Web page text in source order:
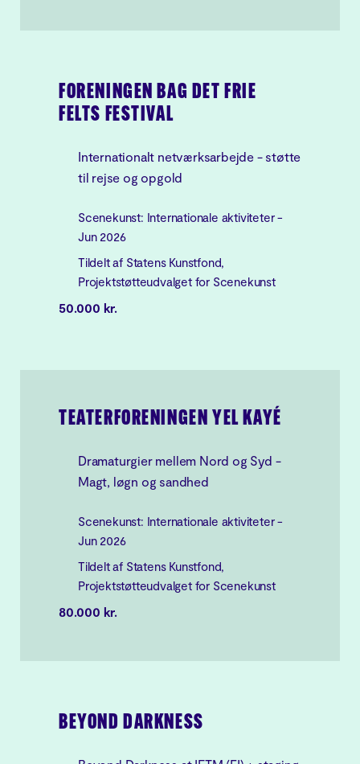
FORENINGEN BAG DET FRIE
FELTS FESTIVAL
Internationalt netværksarbejde - støtte
til rejse og opgold
Scenekunst: Internationale aktiviteter -
Jun 2026
Tildelt af Statens Kunstfond,
Projektstøtteudvalget for Scenekunst
50.000 kr.
TEATERFORENINGEN YEL KAYÉ
Dramaturgier mellem Nord og Syd -
Magt, løgn og sandhed
Scenekunst: Internationale aktiviteter -
Jun 2026
Tildelt af Statens Kunstfond,
Projektstøtteudvalget for Scenekunst
80.000 kr.
BEYOND DARKNESS